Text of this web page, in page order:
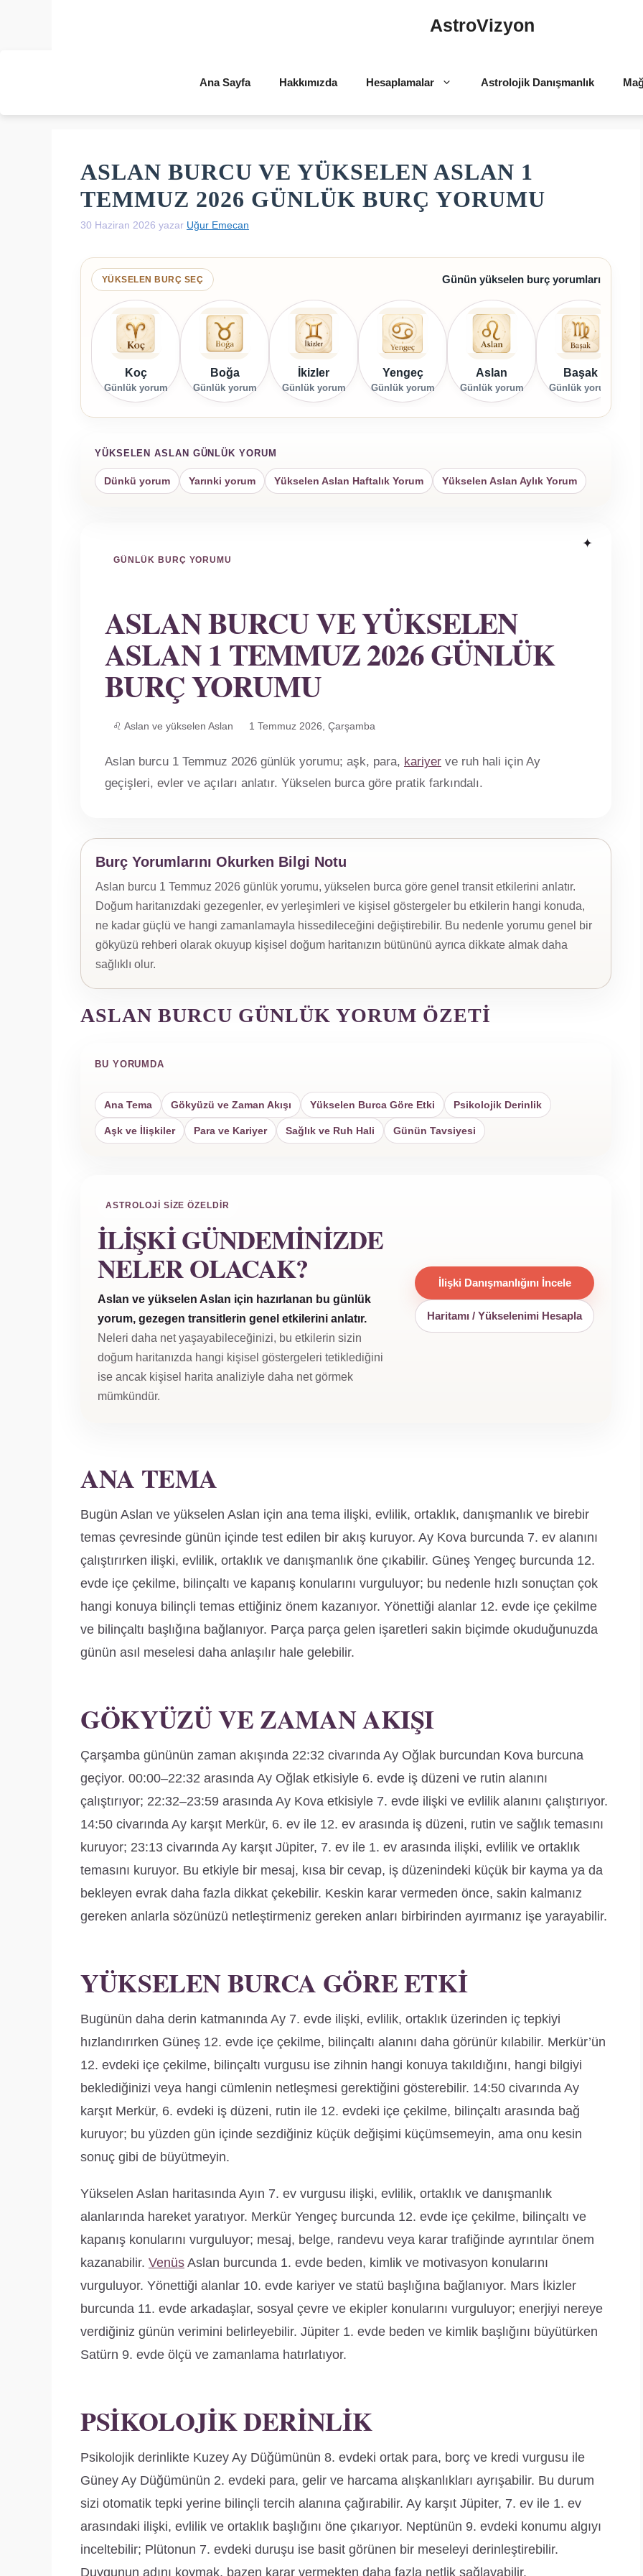
AstroVizyon
Ana Sayfa Hakkımızda Hesaplamalar Astrolojik Danışmanlık
ASLAN BURCU VE YÜKSELEN ASLAN 1
TEMMUZ 2026 GÜNLÜK BURÇ YORUMU
30 Haziran 2026 yazar Uğur Emecan
YÜKSELEN BURÇ SEÇ Günün yükselen burç yorumları
Koç
Günlük yorum
Boğa
Günlük yorum
İkizler
Günlük yorum
Yengeç
Günlük yorum
Aslan
Günlük yorum
Başak
Günlük yorum
YÜKSELEN ASLAN GÜNLÜK YORUM
Dünkü yorum Yarınki yorum Yükselen Aslan Haftalık Yorum Yükselen Aslan Aylık Yorum
GÜNLÜK BURÇ YORUMU
ASLAN BURCU VE YÜKSELEN
ASLAN 1 TEMMUZ 2026 GÜNLÜK
BURÇ YORUMU
♌ Aslan ve yükselen Aslan 1 Temmuz 2026, Çarşamba
Aslan burcu 1 Temmuz 2026 günlük yorumu; aşk, para, kariyer ve ruh hali için Ay
geçişleri, evler ve açıları anlatır. Yükselen burca göre pratik farkındalı.
Burç Yorumlarını Okurken Bilgi Notu
Aslan burcu 1 Temmuz 2026 günlük yorumu, yükselen burca göre genel transit etkilerini anlatır.
Doğum haritanızdaki gezegenler, ev yerleşimleri ve kişisel göstergeler bu etkilerin hangi konuda,
ne kadar güçlü ve hangi zamanlamayla hissedileceğini değiştirebilir. Bu nedenle yorumu genel bir
gökyüzü rehberi olarak okuyup kişisel doğum haritanızın bütününü ayrıca dikkate almak daha
sağlıklı olur.
ASLAN BURCU GÜNLÜK YORUM ÖZETI
BU YORUMDA
Ana Tema Gökyüzü ve Zaman Akışı Yükselen Burca Göre Etki Psikolojik Derinlik
Aşk ve İlişkiler Para ve Kariyer Sağlık ve Ruh Hali Günün Tavsiyesi
ASTROLOJI SIZE ÖZELDIR
İLIŞKI GÜNDEMINIZDE
NELER OLACAK?
Aslan ve yükselen Aslan için hazırlanan bu günlük
yorum, gezegen transitlerin genel etkilerini anlatır.
Neleri daha net yaşayabileceğinizi, bu etkilerin sizin
doğum haritanızda hangi kişisel göstergeleri tetiklediğini
ise ancak kişisel harita analiziyle daha net görmek
mümkündür.
İlişki Danışmanlığını İncele
Haritamı / Yükselenimi Hesapla
ANA TEMA
Bugün Aslan ve yükselen Aslan için ana tema ilişki, evlilik, ortaklık, danışmanlık ve birebir
temas çevresinde günün içinde test edilen bir akış kuruyor. Ay Kova burcunda 7. ev alanını
çalıştırırken ilişki, evlilik, ortaklık ve danışmanlık öne çıkabilir. Güneş Yengeç burcunda 12.
evde içe çekilme, bilinçaltı ve kapanış konularını vurguluyor; bu nedenle hızlı sonuçtan çok
hangi konuya bilinçli temas ettiğiniz önem kazanıyor. Yönettiği alanlar 12. evde içe çekilme
ve bilinçaltı başlığına bağlanıyor. Parça parça gelen işaretleri sakin biçimde okuduğunuzda
günün asıl meselesi daha anlaşılır hale gelebilir.
GÖKYÜZÜ VE ZAMAN AKIŞI
Çarşamba gününün zaman akışında 22:32 civarında Ay Oğlak burcundan Kova burcuna
geçiyor. 00:00–22:32 arasında Ay Oğlak etkisiyle 6. evde iş düzeni ve rutin alanını
çalıştırıyor; 22:32–23:59 arasında Ay Kova etkisiyle 7. evde ilişki ve evlilik alanını çalıştırıyor.
14:50 civarında Ay karşıt Merkür, 6. ev ile 12. ev arasında iş düzeni, rutin ve sağlık temasını
kuruyor; 23:13 civarında Ay karşıt Jüpiter, 7. ev ile 1. ev arasında ilişki, evlilik ve ortaklık
temasını kuruyor. Bu etkiyle bir mesaj, kısa bir cevap, iş düzenindeki küçük bir kayma ya da
bekleyen evrak daha fazla dikkat çekebilir. Keskin karar vermeden önce, sakin kalmanız
gereken anlarla sözünüzü netleştirmeniz gereken anları birbirinden ayırmanız işe yarayabilir.
YÜKSELEN BURCA GÖRE ETKI
Bugünün daha derin katmanında Ay 7. evde ilişki, evlilik, ortaklık üzerinden iç tepkiyi
hızlandırırken Güneş 12. evde içe çekilme, bilinçaltı alanını daha görünür kılabilir. Merkür’ün
12. evdeki içe çekilme, bilinçaltı vurgusu ise zihnin hangi konuya takıldığını, hangi bilgiyi
beklediğinizi veya hangi cümlenin netleşmesi gerektiğini gösterebilir. 14:50 civarında Ay
karşıt Merkür, 6. evdeki iş düzeni, rutin ile 12. evdeki içe çekilme, bilinçaltı arasında bağ
kuruyor; bu yüzden gün içinde sezdiğiniz küçük değişimi küçümsemeyin, ama onu kesin
sonuç gibi de büyütmeyin.
Yükselen Aslan haritasında Ayın 7. ev vurgusu ilişki, evlilik, ortaklık ve danışmanlık
alanlarında hareket yaratıyor. Merkür Yengeç burcunda 12. evde içe çekilme, bilinçaltı ve
kapanış konularını vurguluyor; mesaj, belge, randevu veya karar trafiğinde ayrıntılar önem
kazanabilir. Venüs Aslan burcunda 1. evde beden, kimlik ve motivasyon konularını
vurguluyor. Yönettiği alanlar 10. evde kariyer ve statü başlığına bağlanıyor. Mars İkizler
burcunda 11. evde arkadaşlar, sosyal çevre ve ekipler konularını vurguluyor; enerjiyi nereye
verdiğiniz günün verimini belirleyebilir. Jüpiter 1. evde beden ve kimlik başlığını büyütürken
Satürn 9. evde ölçü ve zamanlama hatırlatıyor.
PSIKOLOJIK DERINLIK
Psikolojik derinlikte Kuzey Ay Düğümünün 8. evdeki ortak para, borç ve kredi vurgusu ile
Güney Ay Düğümünün 2. evdeki para, gelir ve harcama alışkanlıkları ayrışabilir. Bu durum
sizi otomatik tepki yerine bilinçli tercih alanına çağırabilir. Ay karşıt Jüpiter, 7. ev ile 1. ev
arasındaki ilişki, evlilik ve ortaklık başlığını öne çıkarıyor. Neptünün 9. evdeki konumu algıyı
inceltebilir; Plütonun 7. evdeki duruşu ise basit görünen bir meseleyi derinleştirebilir.
Duygunun adını koymak, bazen karar vermekten daha fazla netlik sağlayabilir.